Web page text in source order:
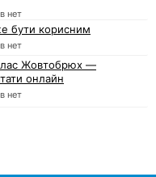
нет
бути корисним
нет
Жовтобрюх —
онлайн
нет